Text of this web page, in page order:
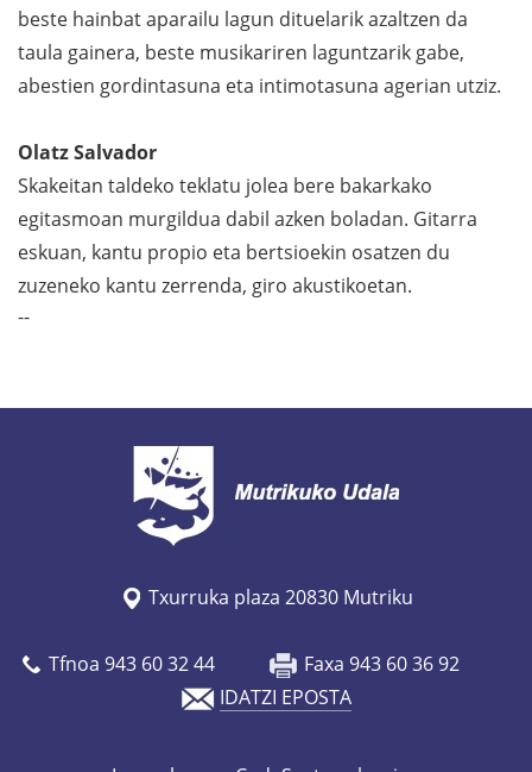
beste hainbat aparailu lagun dituelarik azaltzen da
taula gainera, beste musikariren laguntzarik gabe,
abestien gordintasuna eta intimotasuna agerian utziz.
Olatz Salvador
Skakeitan taldeko teklatu jolea bere bakarkako
egitasmoan murgildua dabil azken boladan. Gitarra
eskuan, kantu propio eta bertsioekin osatzen du
zuzeneko kantu zerrenda, giro akustikoetan.
--
Txurruka plaza 20830 Mutriku
Tfnoa 943 60 32 44
Faxa 943 60 36 92
IDATZI EPOSTA